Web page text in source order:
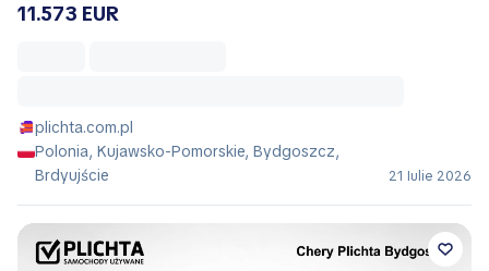
11.573 EUR
plichta.com.pl
Polonia, Kujawsko-Pomorskie, Bydgoszcz,
Brdyujście
21 Iulie 2026